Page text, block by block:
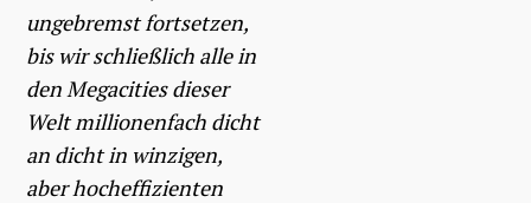
ungebremst fortsetzen,
bis wir schließlich alle in
den Megacities dieser
Welt millionenfach dicht
an dicht in winzigen,
aber hocheffizienten